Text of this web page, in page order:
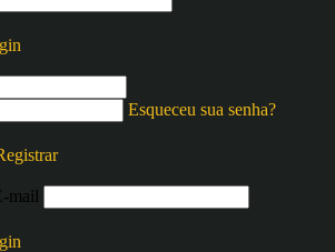
Esqueceu sua senha?
mail